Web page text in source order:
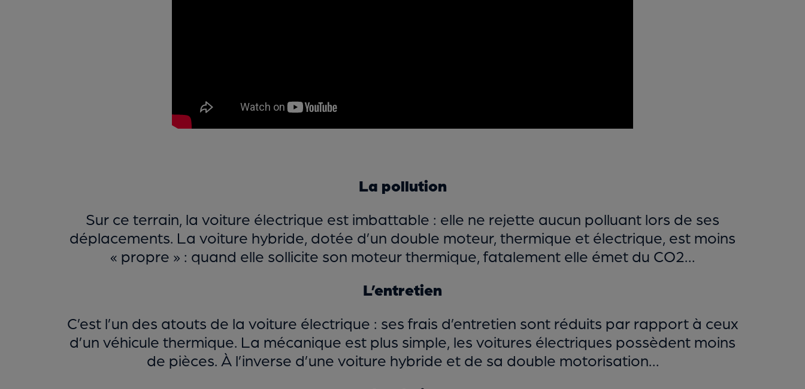
La pollution
Sur ce terrain, la voiture électrique est imbattable : elle ne rejette aucun polluant lors de ses
déplacements. La voiture hybride, dotée d’un double moteur, thermique et électrique, est moins
« propre » : quand elle sollicite son moteur thermique, fatalement elle émet du CO2…
L’entretien
C’est l’un des atouts de la voiture électrique : ses frais d’entretien sont réduits par rapport à ceux
d’un véhicule thermique. La mécanique est plus simple, les voitures électriques possèdent moins
de pièces. À l’inverse d’une voiture hybride et de sa double motorisation…